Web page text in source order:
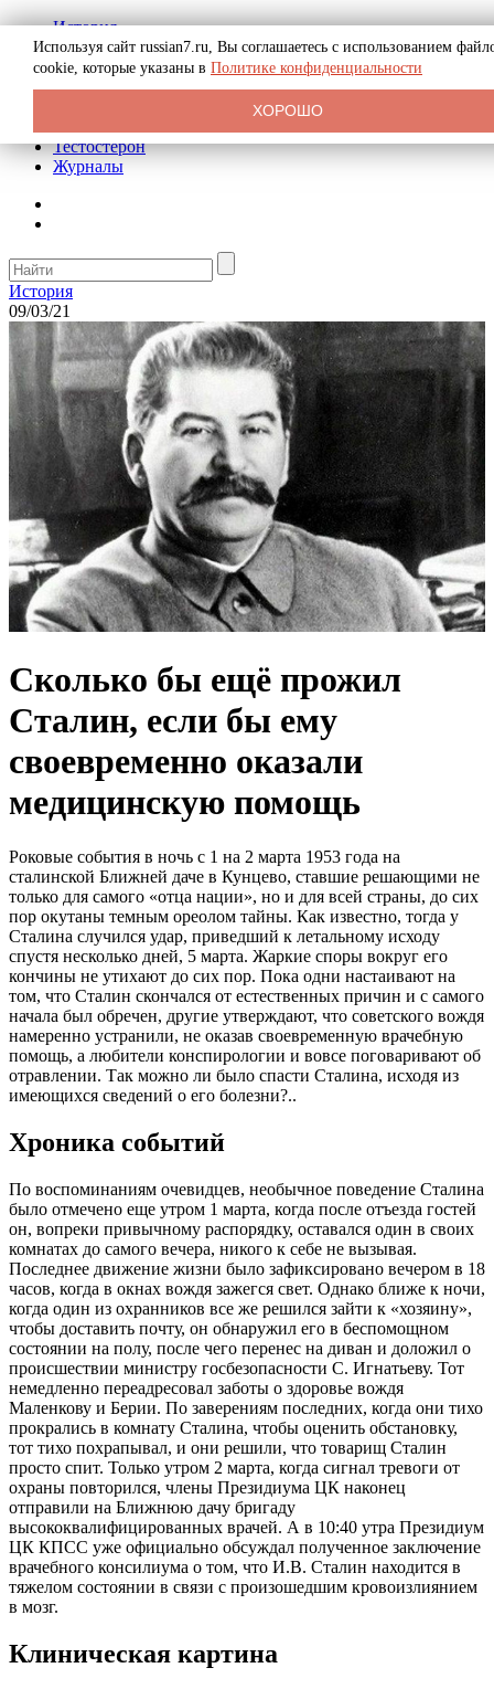
История
Биография
Криминал
Реклама на сайте
Тестостерон
Журналы
История
09/03/21
Сколько бы ещё прожил
Сталин, если бы ему
своевременно оказали
медицинскую помощь
Роковые события в ночь с 1 на 2 марта 1953 года на
сталинской Ближней даче в Кунцево, ставшие решающими не
только для самого «отца нации», но и для всей страны, до сих
пор окутаны темным ореолом тайны. Как известно, тогда у
Сталина случился удар, приведший к летальному исходу
спустя несколько дней, 5 марта. Жаркие споры вокруг его
кончины не утихают до сих пор. Пока одни настаивают на
том, что Сталин скончался от естественных причин и с самого
начала был обречен, другие утверждают, что советского вождя
намеренно устранили, не оказав своевременную врачебную
помощь, а любители конспирологии и вовсе поговаривают об
отравлении. Так можно ли было спасти Сталина, исходя из
имеющихся сведений о его болезни?..
Хроника событий
По воспоминаниям очевидцев, необычное поведение Сталина
было отмечено еще утром 1 марта, когда после отъезда гостей
он, вопреки привычному распорядку, оставался один в своих
комнатах до самого вечера, никого к себе не вызывая.
Последнее движение жизни было зафиксировано вечером в 18
часов, когда в окнах вождя зажегся свет. Однако ближе к ночи,
когда один из охранников все же решился зайти к «хозяину»,
чтобы доставить почту, он обнаружил его в беспомощном
состоянии на полу, после чего перенес на диван и доложил о
происшествии министру госбезопасности С. Игнатьеву. Тот
немедленно переадресовал заботы о здоровье вождя
Маленкову и Берии. По заверениям последних, когда они тихо
прокрались в комнату Сталина, чтобы оценить обстановку,
тот тихо похрапывал, и они решили, что товарищ Сталин
просто спит. Только утром 2 марта, когда сигнал тревоги от
охраны повторился, члены Президиума ЦК наконец
отправили на Ближнюю дачу бригаду
высококвалифицированных врачей. А в 10:40 утра Президиум
ЦК КПСС уже официально обсуждал полученное заключение
врачебного консилиума о том, что И.В. Сталин находится в
тяжелом состоянии в связи с произошедшим кровоизлиянием
в мозг.
Клиническая картина
Используя сайт russian7.ru, Вы соглашаетесь с использованием
cookie, которые указаны в Политике конфиденциальности
ХОРОШО